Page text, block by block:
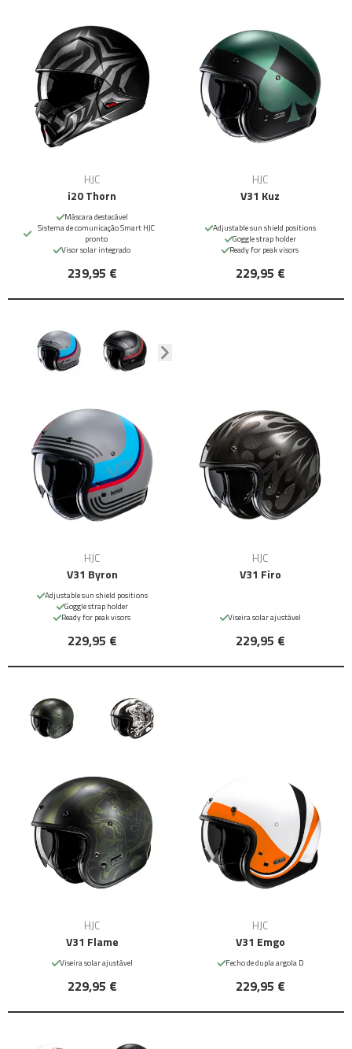
HJC
i20 Thorn
Máscara destacável
Sistema de comunicação Smart HJC
pronto
Visor solar integrado
239,95 €
HJC
V31 Kuz
Adjustable sun shield positions
Goggle strap holder
Ready for peak visors
229,95 €
HJC
V31 Byron
Adjustable sun shield positions
Goggle strap holder
Ready for peak visors
229,95 €
HJC
V31 Firo
Viseira solar ajustável
229,95 €
HJC
V31 Flame
Viseira solar ajustável
229,95 €
HJC
V31 Emgo
Fecho de dupla argola D
229,95 €